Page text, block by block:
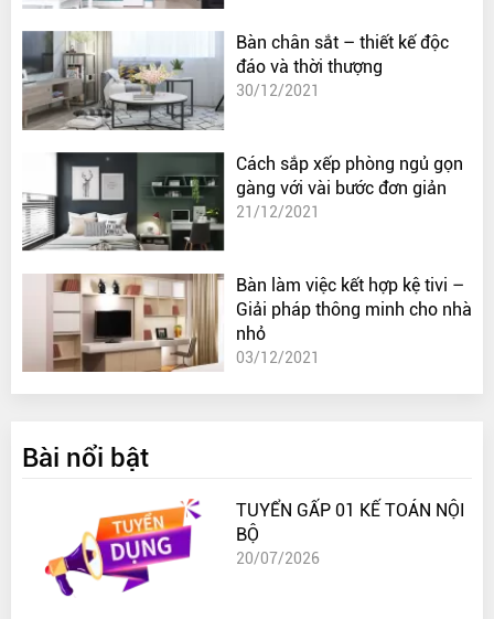
Bàn chân sắt – thiết kế độc
đáo và thời thượng
30/12/2021
Cách sắp xếp phòng ngủ gọn
gàng với vài bước đơn giản
21/12/2021
Bàn làm việc kết hợp kệ tivi –
Giải pháp thông minh cho nhà
nhỏ
03/12/2021
Bài nổi bật
TUYỂN GẤP 01 KẾ TOÁN NỘI
BỘ
20/07/2026